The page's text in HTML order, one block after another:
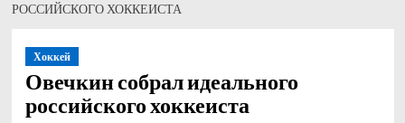
РОССИЙСКОГО ХОККЕИСТА
Хоккей
Овечкин собрал идеального
российского хоккеиста